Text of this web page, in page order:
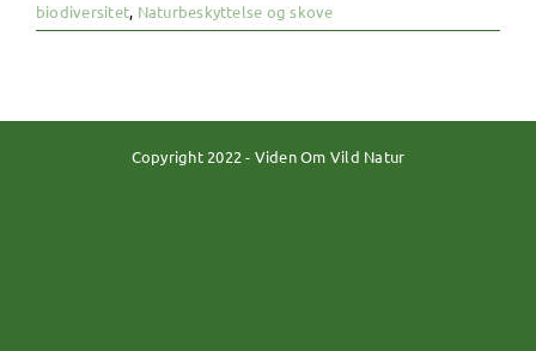
biodiversitet, Naturbeskyttelse og skove
Copyright 2022 - Viden Om Vild Natur